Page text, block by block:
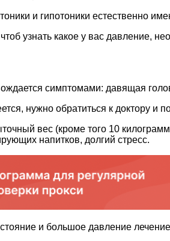
и гипотоники естественно
узнать какое у вас давление,
симптомами: давящая
нужно обратиться к доктору и
вес (кроме того 10
напитков, долгий стресс.
и большое давление